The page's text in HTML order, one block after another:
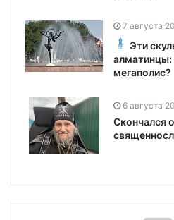
7 августа
Эти
мегаполис?
6 августа
Скончался